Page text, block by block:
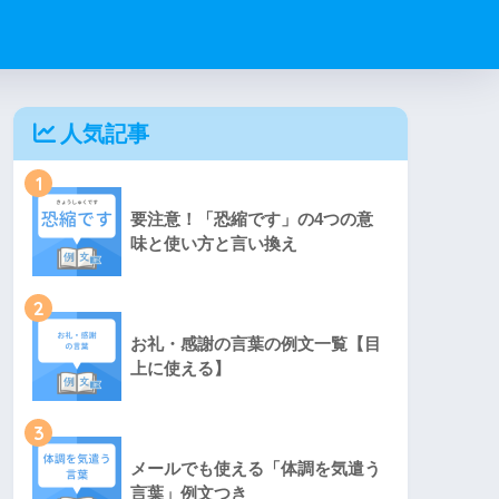
人気記事
1
要注意！「恐縮です」の4つの意
味と使い方と言い換え
2
お礼・感謝の言葉の例文一覧【目
上に使える】
3
メールでも使える「体調を気遣う
言葉」例文つき